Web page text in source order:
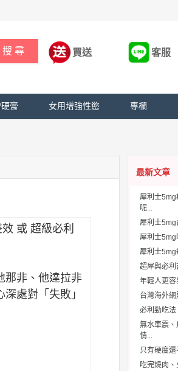
買送 客服
膏 女用增強性慾 專欄
或 超級必利
那非、他達拉非
處對「失敗」
最新文章
犀利士5mg
呢...
犀利士5mg
犀利士5mg
犀利士5mg
超犀與必
年輕人更
台灣海外
必利勁吃法
無水車震、
情...
只有硬度
吃完燒肉